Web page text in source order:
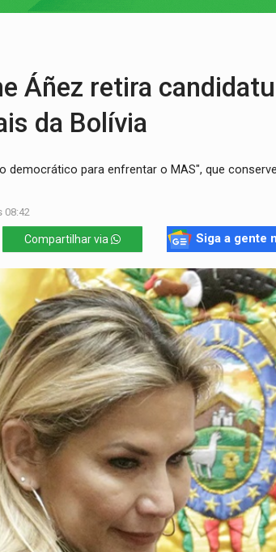
ação no TSE pode resultar em cassação de
Áñez retira
da Bolívia
democrático para enfrentar o MAS", que
08:42
Compartilhar via Siga a gente